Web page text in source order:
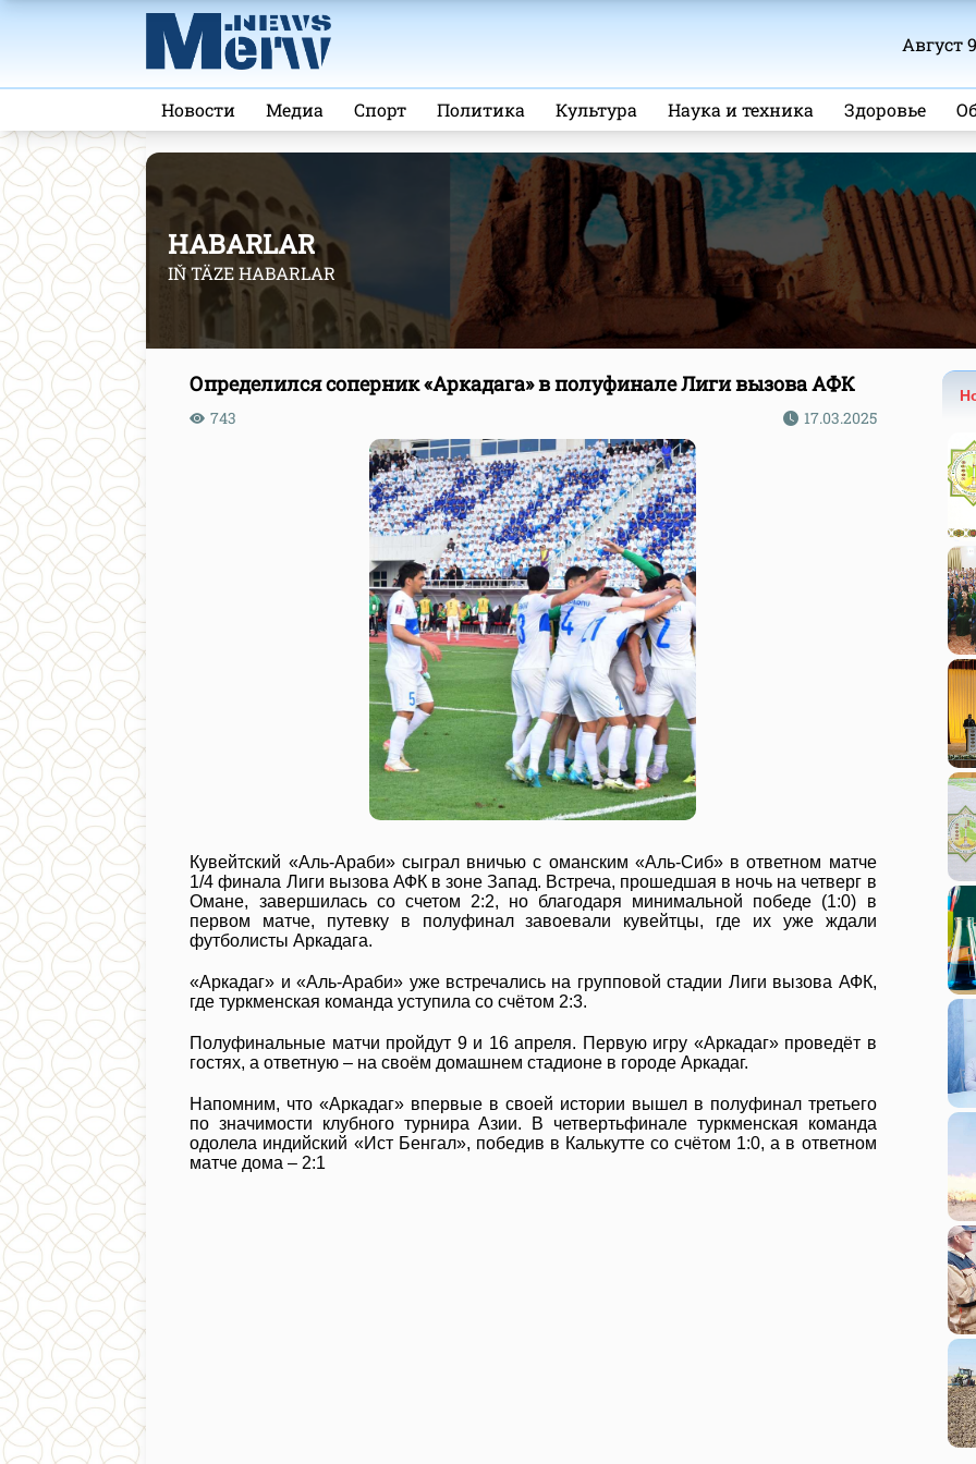
Август
Новости Медиа Спорт Политика Культура Наука и техника Здоровье
HABARLAR
IŇ TÄZE HABARLAR
Определился соперник «Аркадага» в полуфинале Лиги вызова АФК
743 17.03.2025
Кувейтский «Аль-Араби» сыграл вничью с оманским «Аль-Сиб» в ответном матче
1/4 финала Лиги вызова АФК в зоне Запад. Встреча, прошедшая в ночь на четверг в
Омане, завершилась со счетом 2:2, но благодаря минимальной победе (1:0) в
первом матче, путевку в полуфинал завоевали кувейтцы, где их уже ждали
футболисты Аркадага.
«Аркадаг» и «Аль-Араби» уже встречались на групповой стадии Лиги вызова АФК,
где туркменская команда уступила со счётом 2:3.
Полуфинальные матчи пройдут 9 и 16 апреля. Первую игру «Аркадаг» проведёт в
гостях, а ответную – на своём домашнем стадионе в городе Аркадаг.
Напомним, что «Аркадаг» впервые в своей истории вышел в полуфинал третьего
по значимости клубного турнира Азии. В четвертьфинале туркменская команда
одолела индийский «Ист Бенгал», победив в Калькутте со счётом 1:0, а в ответном
матче дома – 2:1